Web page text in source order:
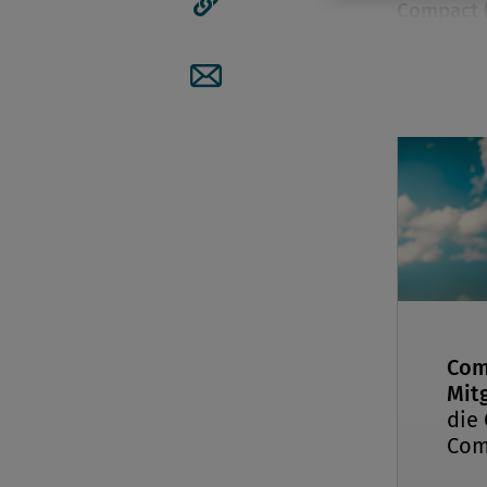
von
berichtet.
VonDr.
05.
Letztes
die